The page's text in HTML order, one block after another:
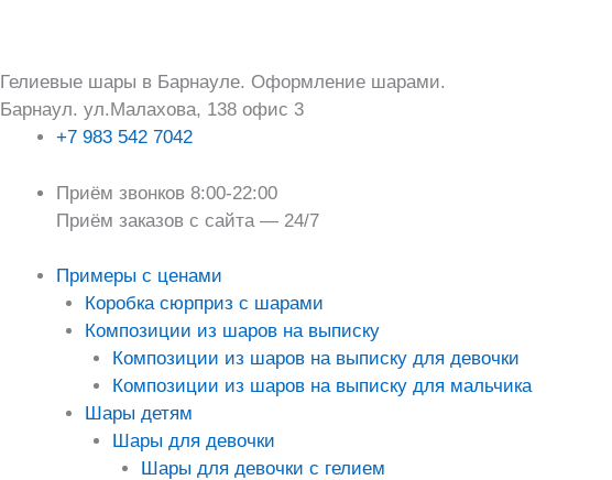
Гелиевые шары в Барнауле. Оформление шарами.
Барнаул. ул.Малахова, 138 офис 3
+7 983 542 7042
Приём звонков 8:00-22:00
Приём заказов с сайта — 24/7
Примеры с ценами
Коробка сюрприз с шарами
Композиции из шаров на выписку
Композиции из шаров на выписку для девочки
Композиции из шаров на выписку для мальчика
Шары детям
Шары для девочки
Шары для девочки с гелием